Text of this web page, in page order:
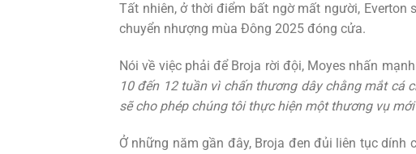
Tất nhiên, ở thời điểm bất ngờ mất người,
chuyển nhượng mùa Đông 2025 đóng cửa.
Nói về việc phải để Broja rời đội, Moyes nhấn
10 đến 12 tuần vì chấn thương dây chằng mắt cá
sẽ cho phép chúng tôi thực hiện một thương vụ
Ở những năm gần đây, Broja đen đủi liên tục